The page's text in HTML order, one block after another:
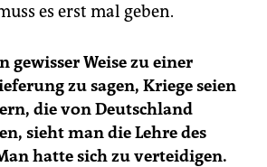
es erst mal geben.
gewisser Weise zu einer
zu sagen, Kriege seien
die von Deutschland
sieht man die Lehre des
hatte sich zu verteidigen.